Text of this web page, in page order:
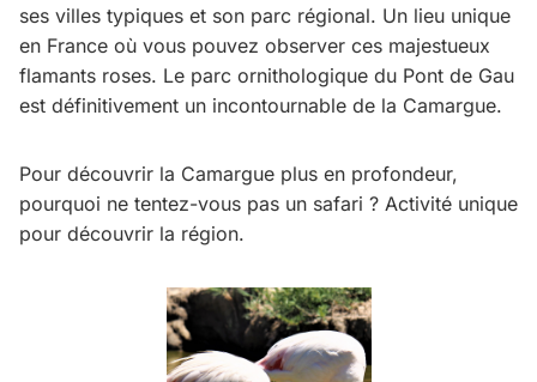
ses villes typiques et son parc régional. Un lieu unique
en France où vous pouvez observer ces majestueux
flamants roses. Le parc ornithologique du Pont de Gau
est définitivement un incontournable de la Camargue.
Pour découvrir la Camargue plus en profondeur,
pourquoi ne tentez-vous pas un safari ? Activité unique
pour découvrir la région.